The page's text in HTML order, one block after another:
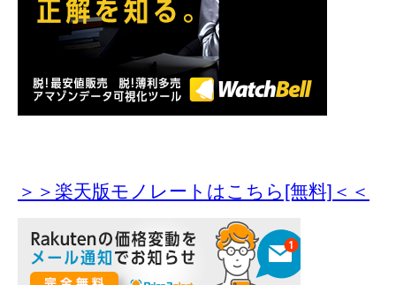
＞＞楽天版モノレートはこちら[無料]＜＜